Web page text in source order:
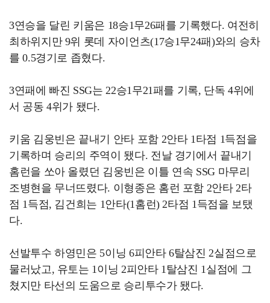
3연승을 달린 키움은 18승1무26패를 기록했다. 여전히
최하위지만 9위 롯데 자이언츠(17승1무24패)와의 승차
를 0.5경기로 좁혔다.
3연패에 빠진 SSG는 22승1무21패를 기록, 단독 4위에
서 공동 4위가 됐다.
키움 김웅빈은 끝내기 안타 포함 2안타 1타점 1득점을
기록하며 승리의 주역이 됐다. 전날 경기에서 끝내기
홈런을 쏘아 올렸던 김웅빈은 이틀 연속 SSG 마무리
조병현을 무너뜨렸다. 이형종은 홈런 포함 2안타 2타
점 1득점, 김건희는 1안타(1홈런) 2타점 1득점을 보탰
다.
선발투수 하영민은 5이닝 6피안타 6탈삼진 2실점으로
물러났고, 유토는 1이닝 2피안타 1탈삼진 1실점에 그
쳤지만 타선의 도움으로 승리투수가 됐다.